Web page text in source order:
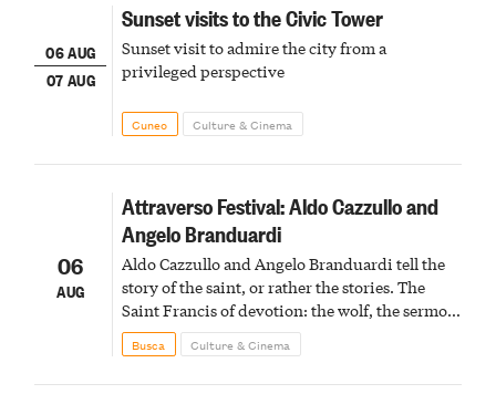
06 AUG
07 AUG
Sunset visits to the Civic Tower
Sunset visit to admire the city from a
privileged perspective
Cuneo Culture & Cinema
06
AUG
Attraverso Festival: Aldo Cazzullo and
Angelo Branduardi
Aldo Cazzullo and Angelo Branduardi tell the
story of the saint, or rather the stories. The
Saint Francis of devotion: the wolf, the sermon
to the birds, the stigmata
Busca Culture & Cinema